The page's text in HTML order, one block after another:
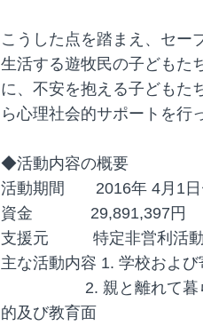
こうした点を踏まえ、セー
生活する遊牧民の子どもた
に、不安を抱える子どもた
ら心理社会的サポートを行
◆活動内容の概要
活動期間 2016年 4月1日
資金 29,891,397円
支援元 特定非営利活動
主な活動内容 1. 学校およ
2. 親と離れて暮らす
的及び教育面